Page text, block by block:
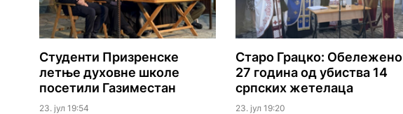
Студенти Призренске
летње духовне школе
посетили Газиместан
23. јул 19:54
Старо Грацко: Обележено
27 година од убиства 14
српских жетелаца
23. јул 19:20